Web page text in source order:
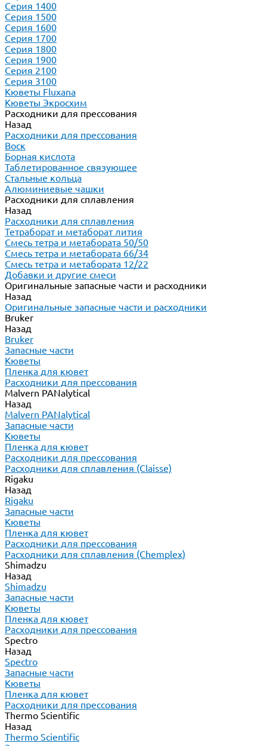
Серия 1400
Серия 1500
Серия 1600
Серия 1700
Серия 1800
Серия 1900
Серия 2100
Серия 3100
Кюветы Fluxana
Кюветы Экросхим
Расходники для прессования
Назад
Расходники для прессования
Воск
Борная кислота
Таблетированное связующее
Стальные кольца
Алюминиевые чашки
Расходники для сплавления
Назад
Расходники для сплавления
Тетраборат и метаборат лития
Смесь тетра и метабората 50/50
Смесь тетра и метабората 66/34
Смесь тетра и метабората 12/22
Добавки и другие смеси
Оригинальные запасные части и расходники
Назад
Оригинальные запасные части и расходники
Bruker
Назад
Bruker
Запасные части
Кюветы
Пленка для кювет
Расходники для прессования
Malvern PANalytical
Назад
Malvern PANalytical
Запасные части
Кюветы
Пленка для кювет
Расходники для прессования
Расходники для сплавления (Claisse)
Rigaku
Назад
Rigaku
Запасные части
Кюветы
Пленка для кювет
Расходники для прессования
Расходники для сплавления (Chemplex)
Shimadzu
Назад
Shimadzu
Запасные части
Кюветы
Пленка для кювет
Расходники для прессования
Spectro
Назад
Spectro
Запасные части
Кюветы
Пленка для кювет
Расходники для прессования
Thermo Scientific
Назад
Thermo Scientific